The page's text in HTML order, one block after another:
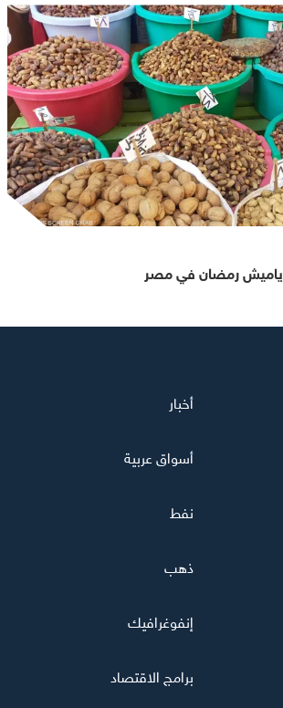
رمضان في مصر
أخبار
أسواق عربية
نفط
ذهب
إنفوغرافيك
برامج الاقتصاد